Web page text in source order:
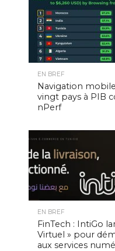
EN BREF
Navigation
vingt pays à PIB
nPerf
EN BREF
FinTech : IntiGo
Virtuel » pour
aux services